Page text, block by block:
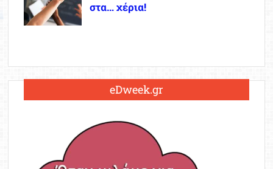
στα… χέρια!
eDweek.gr